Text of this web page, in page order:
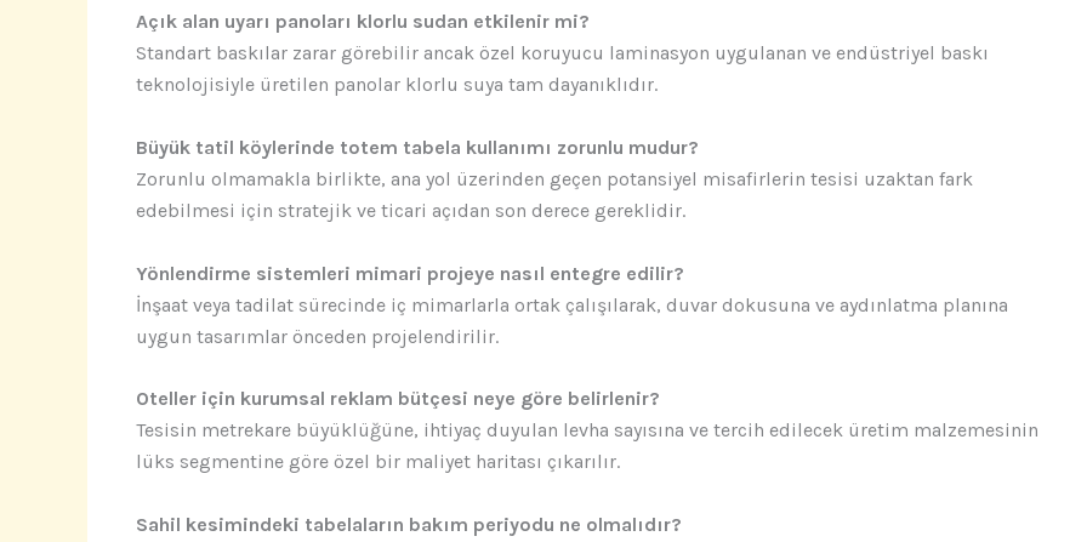
Açık alan uyarı panoları klorlu sudan etkilenir mi?
Standart baskılar zarar görebilir ancak özel koruyucu laminasyon uygulanan ve endüstriyel baskı
teknolojisiyle üretilen panolar klorlu suya tam dayanıklıdır.
Büyük tatil köylerinde totem tabela kullanımı zorunlu mudur?
Zorunlu olmamakla birlikte, ana yol üzerinden geçen potansiyel misafirlerin tesisi uzaktan fark
edebilmesi için stratejik ve ticari açıdan son derece gereklidir.
Yönlendirme sistemleri mimari projeye nasıl entegre edilir?
İnşaat veya tadilat sürecinde iç mimarlarla ortak çalışılarak, duvar dokusuna ve aydınlatma planına
uygun tasarımlar önceden projelendirilir.
Oteller için kurumsal reklam bütçesi neye göre belirlenir?
Tesisin metrekare büyüklüğüne, ihtiyaç duyulan levha sayısına ve tercih edilecek üretim malzemesinin
lüks segmentine göre özel bir maliyet haritası çıkarılır.
Sahil kesimindeki tabelaların bakım periyodu ne olmalıdır?